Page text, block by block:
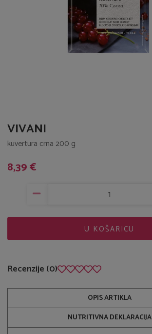
VIVANI
kuvertura crna 200 g
8,39 €
U KOŠARICU
Recenzije (0)
OPIS ARTIKLA
NUTRITIVNA DEKLARACIJA